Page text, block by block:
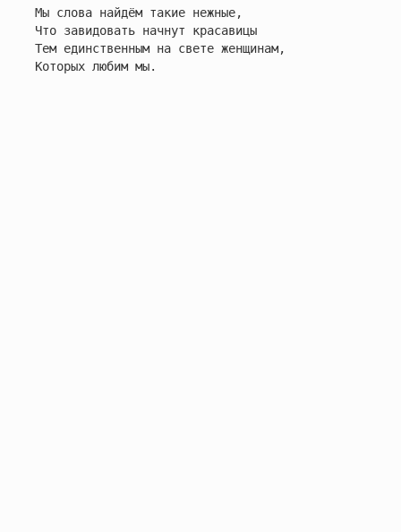
Мы слова найдём такие нежные,
Что завидовать начнут красавицы
Тем единственным на свете женщинам,
Которых любим мы.